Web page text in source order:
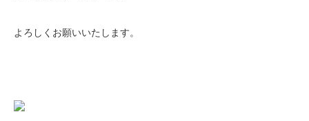
よろしくお願いいたします。